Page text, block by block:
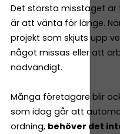
Det största misstaget
är att vänta för länge.
projekt som skjuts upp
något missas eller att
nödvändigt.
Många företagare blir
som idag går att
ordning, behöver det